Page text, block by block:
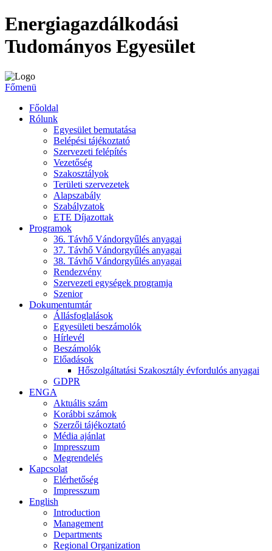
Energiagazdálkodási
Tudományos Egyesület
Főmenü
Főoldal
Rólunk
Egyesület bemutatása
Belépési tájékoztató
Szervezeti felépítés
Vezetőség
Szakosztályok
Területi szervezetek
Alapszabály
Szabályzatok
ETE Díjazottak
Programok
36. Távhő Vándorgyűlés anyagai
37. Távhő Vándorgyűlés anyagai
38. Távhő Vándorgyűlés anyagai
Rendezvény
Szervezeti egységek programja
Szenior
Dokumentumtár
Állásfoglalások
Egyesületi beszámolók
Hírlevél
Beszámolók
Előadások
Hőszolgáltatási Szakosztály évfordulós anyagai
GDPR
ENGA
Aktuális szám
Korábbi számok
Szerzői tájékoztató
Média ajánlat
Impresszum
Megrendelés
Kapcsolat
Elérhetőség
Impresszum
English
Introduction
Management
Departments
Regional Organization